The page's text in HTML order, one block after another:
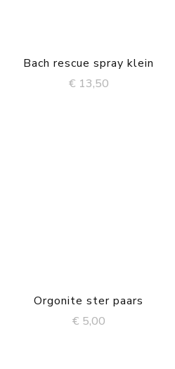
Bach rescue spray klein
€ 13,50
Orgonite ster paars
€ 5,00